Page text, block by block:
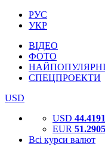
РУС
УКР
ВІДЕО
ФОТО
СПЕЦПРОЕКТИ
USD
USD 44.4191
EUR 51.2905
Всі курси валют